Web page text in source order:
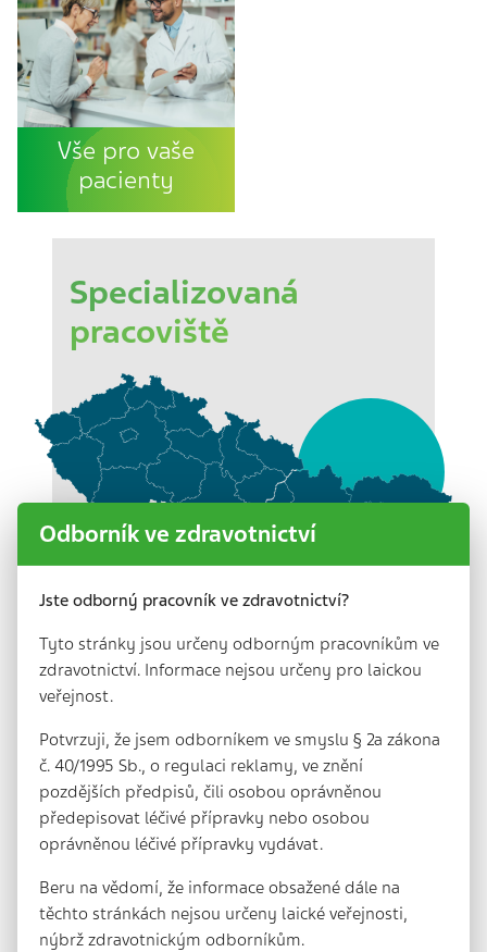
Vše pro vaše
pacienty
Specializovaná
pracoviště
Odborník ve zdravotnictví
Jste odborný pracovník ve zdravotnictví?
Tyto stránky jsou určeny odborným pracovníkům ve
zdravotnictví. Informace nejsou určeny pro laickou
veřejnost.
Potvrzuji, že jsem odborníkem ve smyslu § 2a zákona
č. 40/1995 Sb., o regulaci reklamy, ve znění
pozdějších předpisů, čili osobou oprávněnou
předepisovat léčivé přípravky nebo osobou
oprávněnou léčivé přípravky vydávat.
Beru na vědomí, že informace obsažené dále na
těchto stránkách nejsou určeny laické veřejnosti,
nýbrž zdravotnickým odborníkům.